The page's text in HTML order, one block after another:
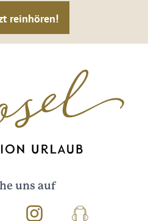
reinhören!
uns auf
InstagramPodcast